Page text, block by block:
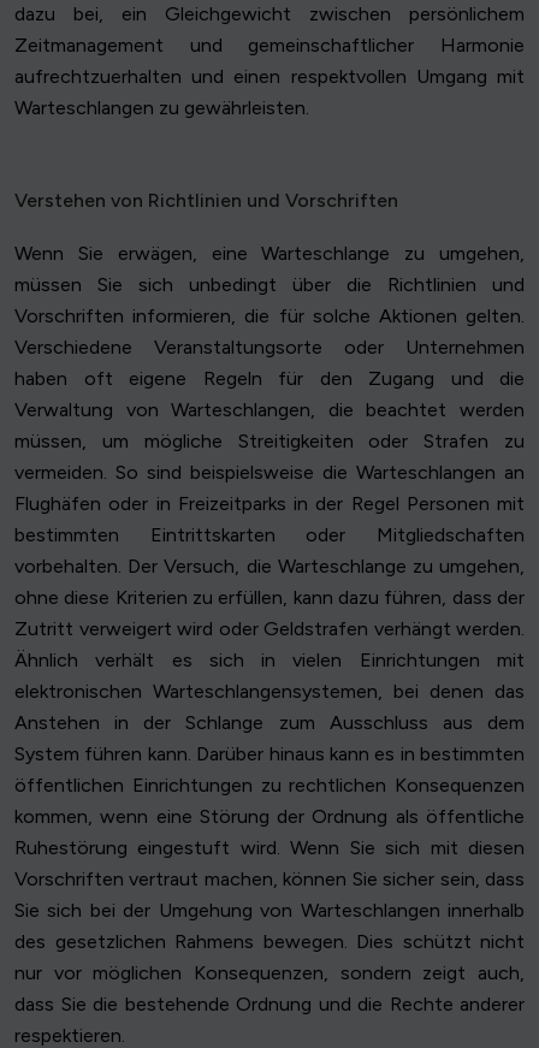
dazu bei, ein Gleichgewicht zwischen persönlichem
Zeitmanagement und gemeinschaftlicher Harmonie
aufrechtzuerhalten und einen respektvollen Umgang mit
Warteschlangen zu gewährleisten.
Verstehen von Richtlinien und Vorschriften
Wenn Sie erwägen, eine Warteschlange zu umgehen,
müssen Sie sich unbedingt über die Richtlinien und
Vorschriften informieren, die für solche Aktionen gelten.
Verschiedene Veranstaltungsorte oder Unternehmen
haben oft eigene Regeln für den Zugang und die
Verwaltung von Warteschlangen, die beachtet werden
müssen, um mögliche Streitigkeiten oder Strafen zu
vermeiden. So sind beispielsweise die Warteschlangen an
Flughäfen oder in Freizeitparks in der Regel Personen mit
bestimmten Eintrittskarten oder Mitgliedschaften
vorbehalten. Der Versuch, die Warteschlange zu umgehen,
ohne diese Kriterien zu erfüllen, kann dazu führen, dass der
Zutritt verweigert wird oder Geldstrafen verhängt werden.
Ähnlich verhält es sich in vielen Einrichtungen mit
elektronischen Warteschlangensystemen, bei denen das
Anstehen in der Schlange zum Ausschluss aus dem
System führen kann. Darüber hinaus kann es in bestimmten
öffentlichen Einrichtungen zu rechtlichen Konsequenzen
kommen, wenn eine Störung der Ordnung als öffentliche
Ruhestörung eingestuft wird. Wenn Sie sich mit diesen
Vorschriften vertraut machen, können Sie sicher sein, dass
Sie sich bei der Umgehung von Warteschlangen innerhalb
des gesetzlichen Rahmens bewegen. Dies schützt nicht
nur vor möglichen Konsequenzen, sondern zeigt auch,
dass Sie die bestehende Ordnung und die Rechte anderer
respektieren.